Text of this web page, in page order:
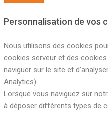
Personnalisation de vos
Nous utilisons des cookies
cookies serveur et des
naviguer sur le site et
Analytics).
Lorsque vous naviguez sur
à déposer différents types de